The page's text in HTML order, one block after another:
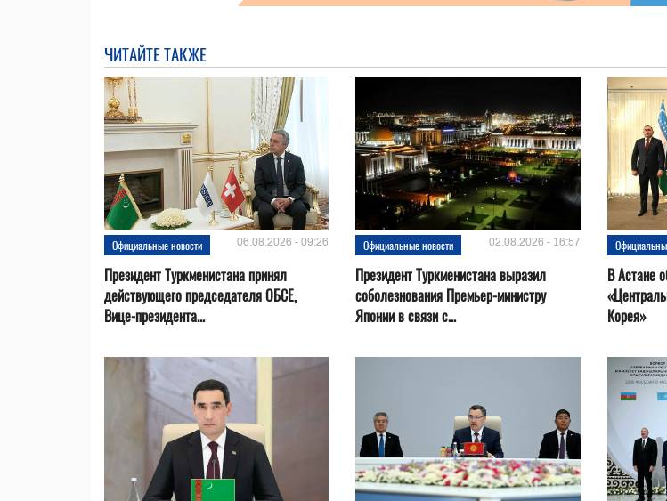
ЧИТАЙТЕ ТАКЖЕ
Официальные новости 06.08.2026 - 09:26
Президент Туркменистана принял
действующего председателя ОБСЕ,
Вице-президента...
Официальные новости 02.08.2026 - 16:57
Президент Туркменистана выразил
соболезнования Премьер-министру
Японии в связи с...
В Астане
Корея»